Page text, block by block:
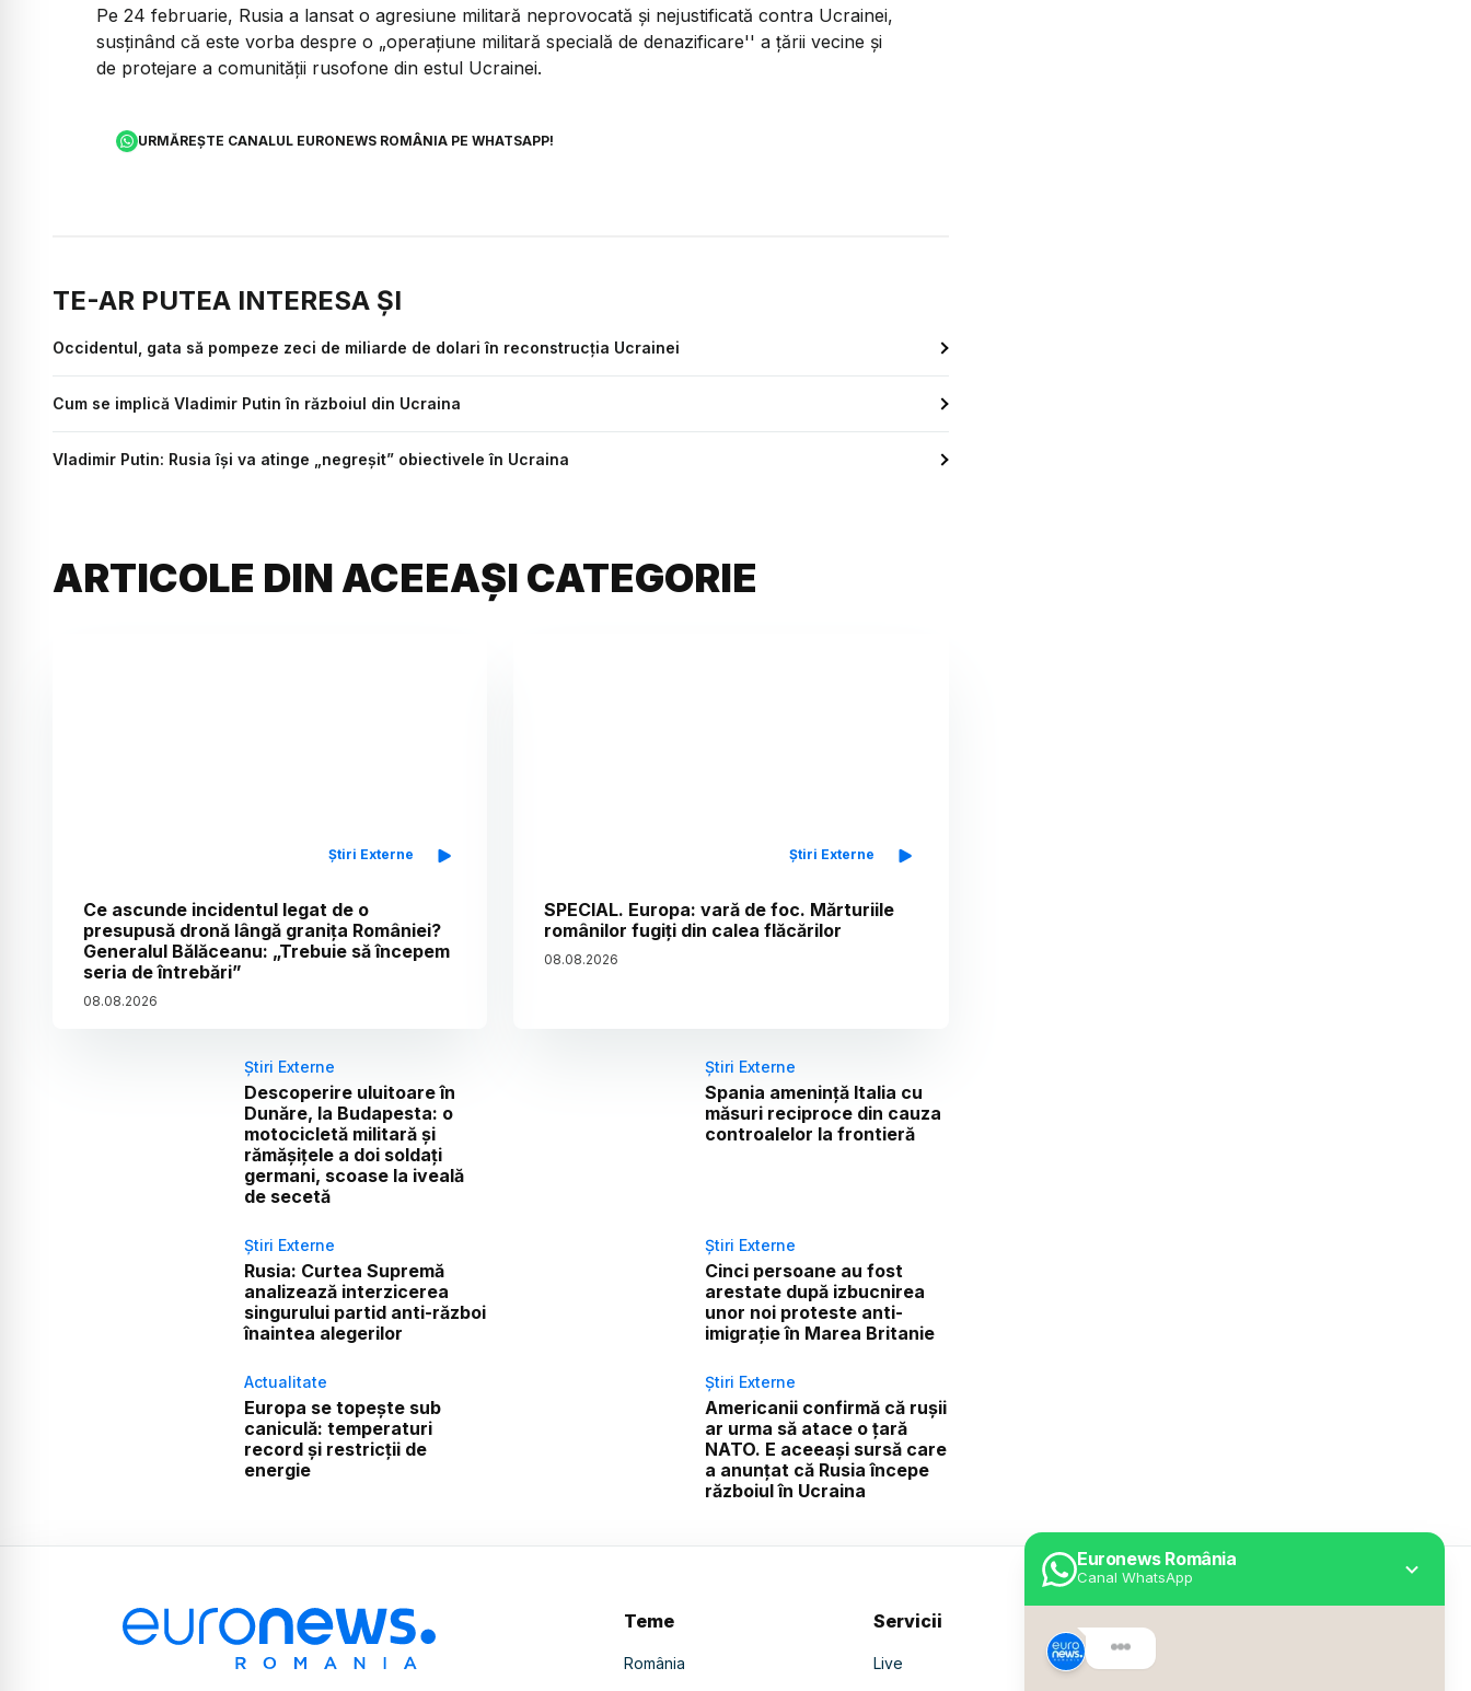
Euronews România
Canal WhatsApp
Pe 24 februarie, Rusia a lansat o agresiune militară neprovocată şi nejustificată contra Ucrainei,
susţinând că este vorba despre o „operaţiune militară specială de denazificare'' a ţării vecine şi
de protejare a comunităţii rusofone din estul Ucrainei.
URMĂREȘTE CANALUL EURONEWS ROMÂNIA PE WHATSAPP!
TE-AR PUTEA INTERESA ȘI
Occidentul, gata să pompeze zeci de miliarde de dolari în reconstrucția Ucrainei
Cum se implică Vladimir Putin în războiul din Ucraina
Vladimir Putin: Rusia îşi va atinge „negreşit” obiectivele în Ucraina
ARTICOLE DIN ACEEAȘI CATEGORIE
Știri Externe
Ce ascunde incidentul legat de o
presupusă dronă lângă granița României?
Generalul Bălăceanu: „Trebuie să începem
seria de întrebări”
08.08.2026
Știri Externe
SPECIAL. Europa: vară de foc. Mărturiile
românilor fugiți din calea flăcărilor
08.08.2026
Știri Externe
Descoperire uluitoare în
Dunăre, la Budapesta: o
motocicletă militară și
rămășițele a doi soldați
germani, scoase la iveală
de secetă
Știri Externe
Spania amenință Italia cu
măsuri reciproce din cauza
controalelor la frontieră
Știri Externe
Rusia: Curtea Supremă
analizează interzicerea
singurului partid anti-război
înaintea alegerilor
Știri Externe
Cinci persoane au fost
arestate după izbucnirea
unor noi proteste anti-
imigrație în Marea Britanie
Actualitate
Europa se topește sub
caniculă: temperaturi
record și restricții de
energie
Știri Externe
Americanii confirmă că rușii
ar urma să atace o țară
NATO. E aceeași sursă care
a anunțat că Rusia începe
războiul în Ucraina
Teme
România
Servicii
Live
Despre Euronews